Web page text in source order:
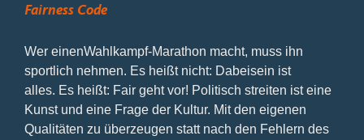
Fairness Code
Wer einenWahlkampf-Marathon macht, muss ihn
sportlich nehmen. Es heißt nicht: Dabeisein ist
alles. Es heißt: Fair geht vor! Politisch streiten ist eine
Kunst und eine Frage der Kultur. Mit den eigenen
Qualitäten zu überzeugen statt nach den Fehlern des